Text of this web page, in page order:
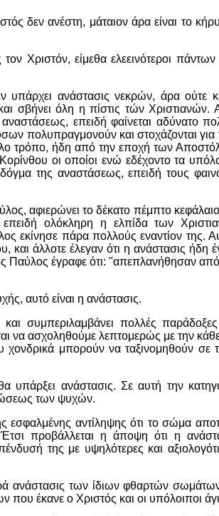
δεν ανέστη, μάταιον άρα είναι το
Χριστόν, είμεθα ελεεινότεροι
υπάρχει ανάστασις νεκρών, άρα ούτε
σβήνει όλη η πίστις τών Χριστιανών.
επειδή φαίνεται αδύνατο
πολυπραγμονούν και στοχάζονται για
τρόπο, ήδη από την εποχή των
οι οποίοι ενώ εδέχοντο τα
της αναστάσεως, επειδή τους
αφιερώνει το δέκατο πέμπτο
ολόκληρη η ελπίδα των
εκίνησε πάρα πολλούς εναντίον της.
άλλοτε έλεγαν ότι η ανάστασις ήδη
Παύλος έγραφε ότι: "απεπλανήθησαν
αυτό είναι η ανάστασις.
συμπεριλαμβάνει πολλές παράδοξες
να ασχοληθούμε λεπτομερώς με την
μπορούν να ταξινομηθούν σε
ανάστασις. Σε αυτή την
των ψυχών.
αντίληψης ότι το σώμα
προβάλλεται η άποψη ότι η
της με υψηλότερες και
ανάστασις των ίδιων φθαρτών
έκανε ο Χριστός και οι υπόλοιποι